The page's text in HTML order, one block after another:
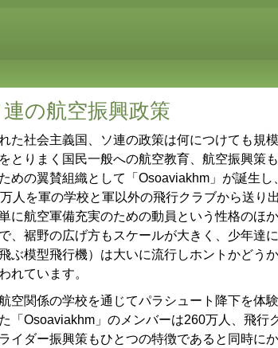
の航空振興政策
た社会主義国、ソ連の政策は何につけても規
とりまく国民一般への航空教育、航空振興策
めの翼賛組織として「Osoaviakhm」が誕生
人を軍の学校と軍以外の飛行クラブから送り
に航空軍備充実のための動員という性格のほ
、裾野の広げ方もスケールが大きく、少年達
ぶ模型飛行機）は大いに流行しホントかどう
れています。
空関係の学校を通じてパラシュート降下を体
「Osoaviakhm」のメンバーは260万人、飛行
イダー振興策もひとつの特徴であると同時に